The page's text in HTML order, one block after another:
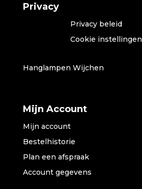
Privacy
Privacy beleid
Cookie instellingen
Hanglampen Wijchen
Mijn Account
Mijn account
Bestelhistorie
Plan een afspraak
Account gegevens